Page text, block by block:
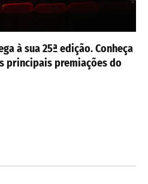
à sua 25ª edição. Conheça
principais premiações do